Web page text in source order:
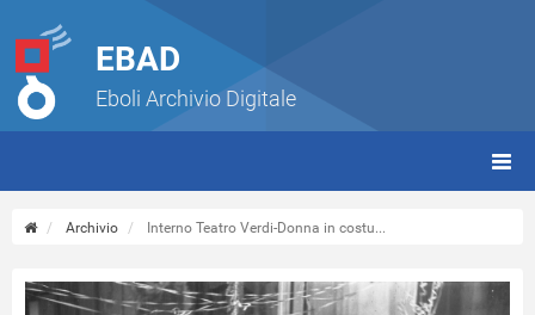
EBAD
Eboli Archivio Digitale
Archivio Interno Teatro Verdi-Donna in costu...